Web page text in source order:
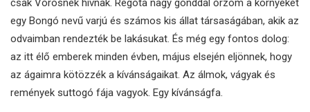
csak Vörösnek hívnak. Régóta nagy gonddal őrzöm a környéket
egy Bongó nevű varjú és számos kis állat társaságában, akik az
odvaimban rendezték be lakásukat. És még egy fontos dolog:
az itt élő emberek minden évben, május elsején eljönnek, hogy
az ágaimra kötözzék a kívánságaikat. Az álmok, vágyak és
remények suttogó fája vagyok. Egy kívánságfa.